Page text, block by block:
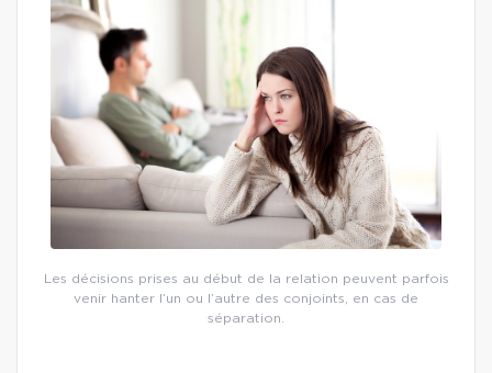
Les décisions prises au début de la relation peuvent parfois
venir hanter l’un ou l’autre des conjoints, en cas de
séparation.